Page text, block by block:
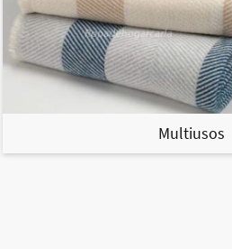
Multiusos